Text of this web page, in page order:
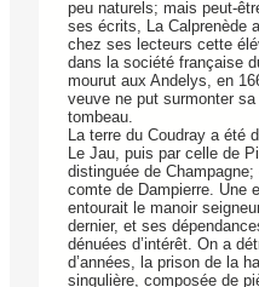
peu naturels; mais peut-
ses écrits, La Calprenède
chez ses lecteurs cette
dans la société française
mourut aux Andelys, en
veuve ne put surmonter
tombeau.
La terre du Coudray a été
Le Jau, puis par celle de
distinguée de
comte de Dampierre. Une
entourait le manoir
dernier, et ses
dénuées d’intérêt. On a
d’années, la prison de la
singulière, composée de